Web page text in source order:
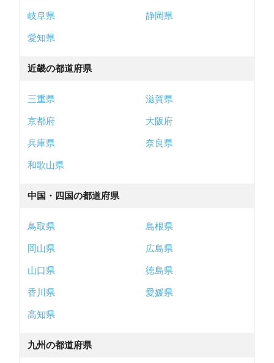
岐阜県
静岡県
愛知県
近畿の都道府県
三重県
滋賀県
京都府
大阪府
兵庫県
奈良県
和歌山県
中国・四国の都道府県
鳥取県
島根県
岡山県
広島県
山口県
徳島県
香川県
愛媛県
高知県
九州の都道府県